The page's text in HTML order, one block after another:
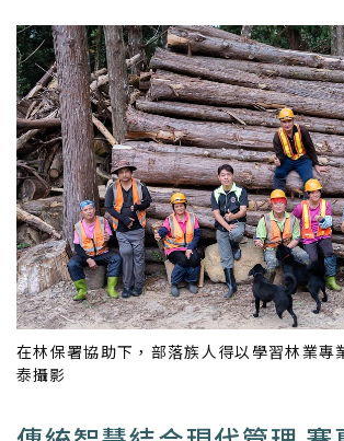
在林保署協助下，部落族人得以學習林業專
泰攝影